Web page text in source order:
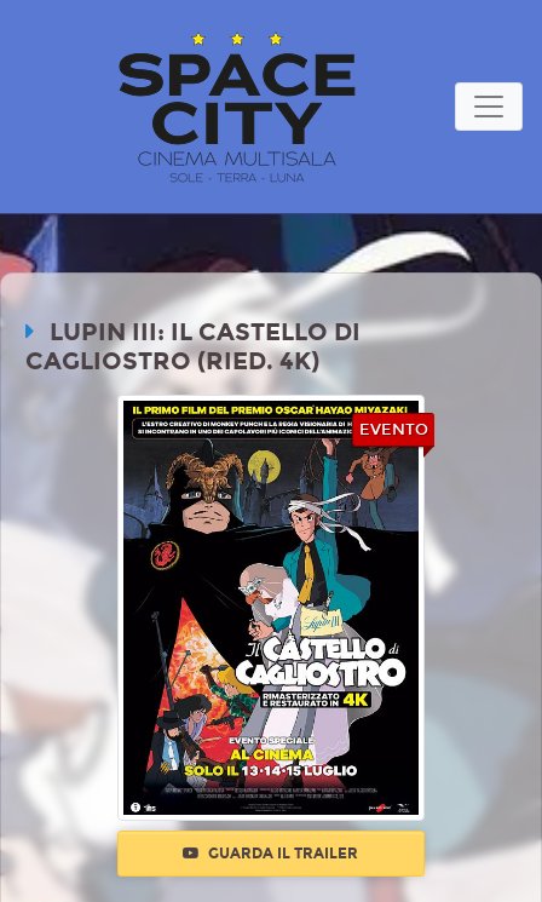
LUPIN III: IL CASTELLO DI
CAGLIOSTRO (RIED. 4K)
EVENTO
GUARDA IL TRAILER